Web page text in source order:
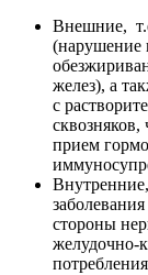
Внешние,
(нарушение
желез), а
с
прием
стороны
желудочно-